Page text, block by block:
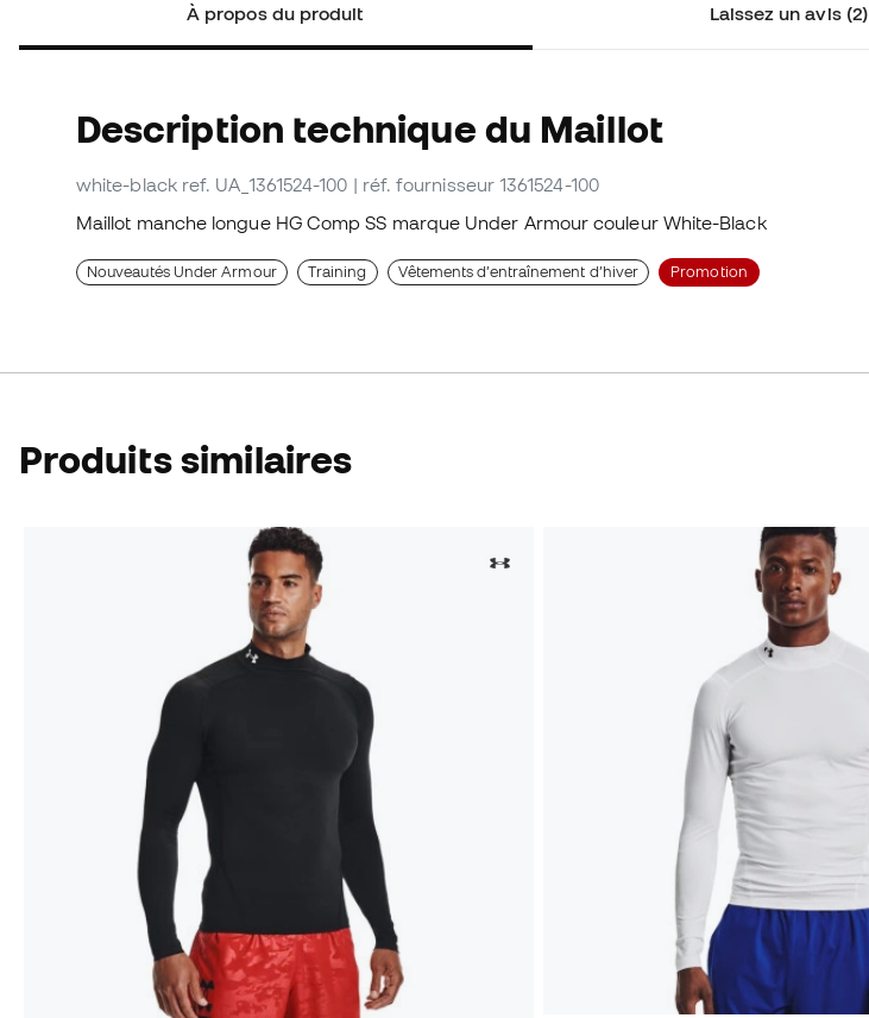
À propos du produit Laissez un avis (2)
Description technique du Maillot
white-black ref. UA_1361524-100 | réf. fournisseur 1361524-100
Maillot manche longue HG Comp SS marque Under Armour couleur White-Black
Nouveautés Under Armour Training Vêtements d’entraînement d’hiver Promotion
Produits similaires